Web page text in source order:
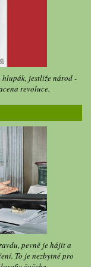
hlupák, jestliže národ -
revoluce.
pevně je hájit a
To je nezbytné pro